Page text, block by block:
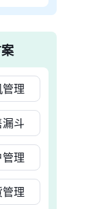
理
斗
理
理